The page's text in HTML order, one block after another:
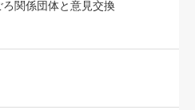
関係団体と意見交換